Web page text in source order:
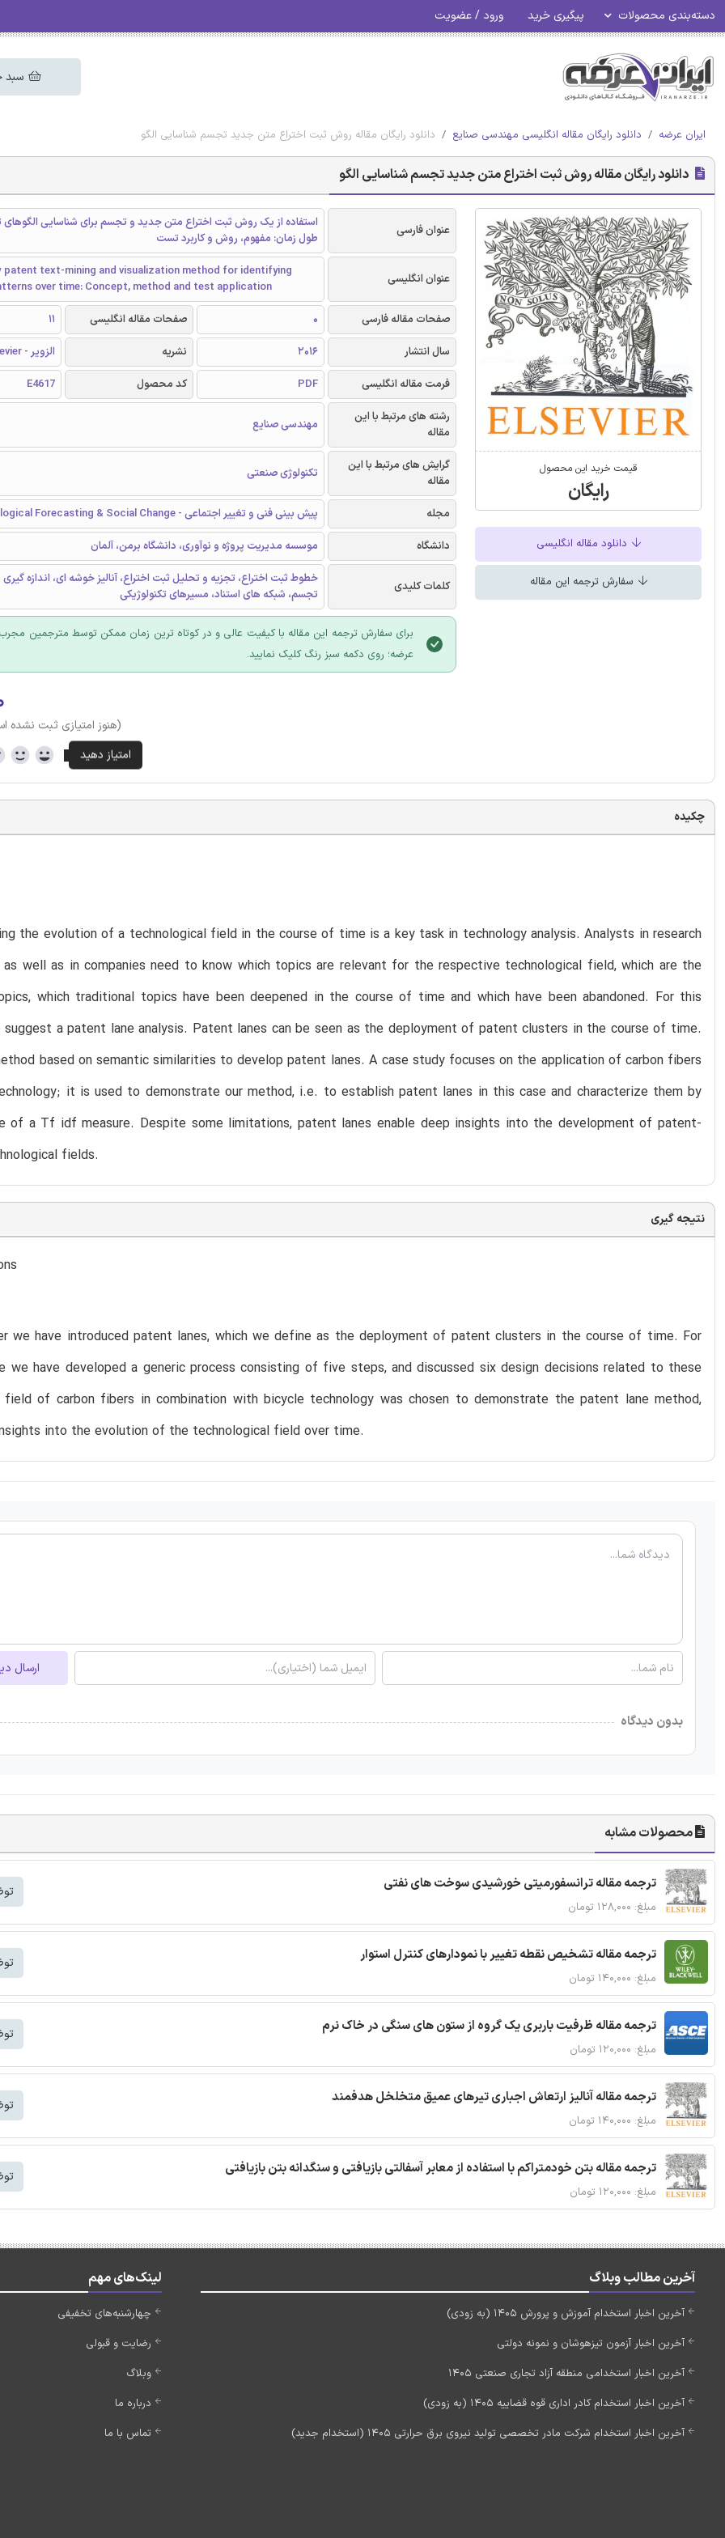
دسته‌بندی محصولات پیگیری خرید ورود / عضویت
سبد
ایران عرضه دانلود رایگان مقاله انگلیسی مهندسی صنایع دانلود رایگان مقاله روش ثبت اختراع متن جدید تجسم شناسایی الگو
دانلود رایگان مقاله روش ثبت اختراع متن جدید تجسم شناسایی الگو
قیمت خرید این محصول
رایگان
دانلود مقاله انگلیسی
سفارش ترجمه این مقاله
عنوان فارسی
استفاده از یک روش ثبت اختراع متن جدید و تجسم برای شناسایی الگوهای
طول زمان: مفهوم، روش و کاربرد تست
عنوان انگلیسی
patent text-mining and visualization method for identifying
over time: Concept, method and test application
صفحات مقاله فارسی
0 صفحات مقاله انگلیسی
11
سال انتشار
2016 نشریه
الزویر - Elsevier
فرمت مقاله انگلیسی
PDF کد محصول
E4617
رشته های مرتبط با این
مقاله
مهندسی صنایع
گرایش های مرتبط با این
مقاله
تکنولوژی صنعتی
مجله
پیش بینی فنی و تغییر اجتماعی - Technological Forecasting & Social Change
دانشگاه
موسسه مدیریت پروژه و نوآوری، دانشگاه برمن، آلمان
کلمات کلیدی
خطوط ثبت اختراع، تجزیه و تحلیل ثبت اختراع، آنالیز خوشه ای، اندازه
تجسم، شبکه های استناد، مسیرهای تکنولوژیکی
برای سفارش ترجمه این مقاله با کیفیت عالی و در کوتاه ترین زمان ممکن توسط مترجمین
عرضه؛ روی دکمه سبز رنگ کلیک نمایید.
(هنوز امتیازی ثبت نشده
چکیده
the evolution of a technological field in the course of time is a key task in technology analysis. Analysts in research
well as in companies need to know which topics are relevant for the respective technological field, which are the
which traditional topics have been deepened in the course of time and which have been abandoned. For this
suggest a patent lane analysis. Patent lanes can be seen as the deployment of patent clusters in the course of time.
based on semantic similarities to develop patent lanes. A case study focuses on the application of carbon fibers
it is used to demonstrate our method, i.e. to establish patent lanes in this case and characterize them by
of a Tf idf measure. Despite some limitations, patent lanes enable deep insights into the development of patent-
fields.
نتیجه گیری
we have introduced patent lanes, which we define as the deployment of patent clusters in the course of time. For
we have developed a generic process consisting of five steps, and discussed six design decisions related to these
of carbon fibers in combination with bicycle technology was chosen to demonstrate the patent lane method,
into the evolution of the technological field over time.
ارسال
بدون دیدگاه
محصولات مشابه
ترجمه مقاله ترانسفورمیتی خورشیدی سوخت های نفتی
مبلغ: ۱۲۸,۰۰۰ تومان
ترجمه مقاله تشخیص نقطه تغییر با نمودارهای کنترل استوار
مبلغ: ۱۴۰,۰۰۰ تومان
ترجمه مقاله ظرفیت باربری یک گروه از ستون های سنگی در خاک نرم
مبلغ: ۱۲۰,۰۰۰ تومان
ترجمه مقاله آنالیز ارتعاش اجباری تیرهای عمیق متخلخل هدفمند
مبلغ: ۱۴۰,۰۰۰ تومان
ترجمه مقاله بتن خودمتراکم با استفاده از معابر آسفالتی بازیافتی و سنگدانه بتن بازیافتی
مبلغ: ۱۲۰,۰۰۰ تومان
آخرین مطالب وبلاگ
آخرین اخبار استخدام آموزش و پرورش 1405 (به زودی)
آخرین اخبار آزمون تیزهوشان و نمونه دولتی
آخرین اخبار استخدامی منطقه آزاد تجاری صنعتی 1405
آخرین اخبار استخدام کادر اداری قوه قضاییه 1405 (به زودی)
آخرین اخبار استخدام شرکت مادر تخصصی تولید نیروی برق حرارتی 1405 (استخدام جدید)
لینک‌های مهم
چهارشنبه‌های تخفیفی
رضایت و قبولی
وبلاگ
درباره ما
تماس با ما